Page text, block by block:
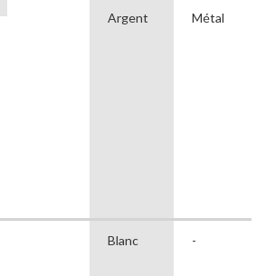
Argent Métal
Blanc -